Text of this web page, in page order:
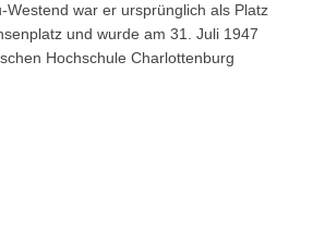
war er ursprünglich als Platz
und wurde am 31. Juli 1947
Hochschule Charlottenburg